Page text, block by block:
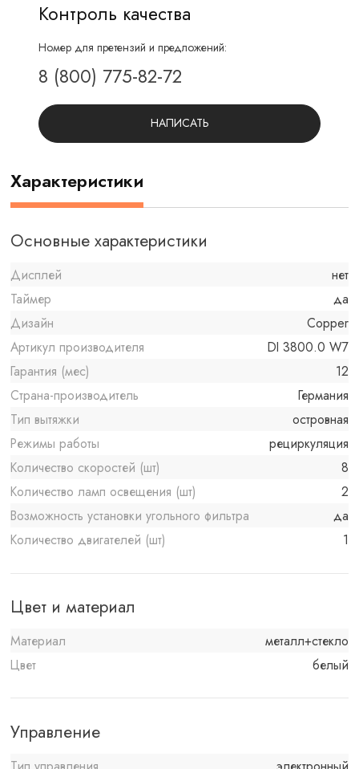
Контроль качества
Номер для претензий и предложений:
8 (800) 775-82-72
НАПИСАТЬ
Характеристики
Основные характеристики
Дисплей
нет
Таймер
да
Дизайн
Copper
Артикул производителя
DI 3800.0 W7
Гарантия (мес)
12
Страна-производитель
Германия
Тип вытяжки
островная
Режимы работы
рециркуляция
Количество скоростей (шт)
8
Количество ламп освещения (шт)
2
Возможность установки угольного фильтра
да
Количество двигателей (шт)
1
Цвет и материал
Материал
металл+стекло
Цвет
белый
Управление